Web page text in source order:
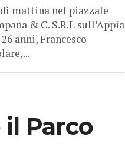
mattina nel piazzale
& C. S.R.L sull’Appia
anni, Francesco
Parco